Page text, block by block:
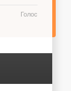
Голос